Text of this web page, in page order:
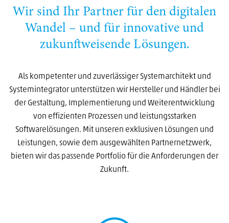
Wir sind Ihr Partner für den digitalen
Wandel – und für innovative und
zukunftweisende Lösungen.
Als kompetenter und zuverlässiger Systemarchitekt und
Systemintegrator unterstützen wir Hersteller und Händler bei
der Gestaltung, Implementierung und Weiterentwicklung
von effizienten Prozessen und leistungsstarken
Softwarelösungen. Mit unseren exklusiven Lösungen und
Leistungen, sowie dem ausgewählten Partnernetzwerk,
bieten wir das passende Portfolio für die Anforderungen der
Zukunft.